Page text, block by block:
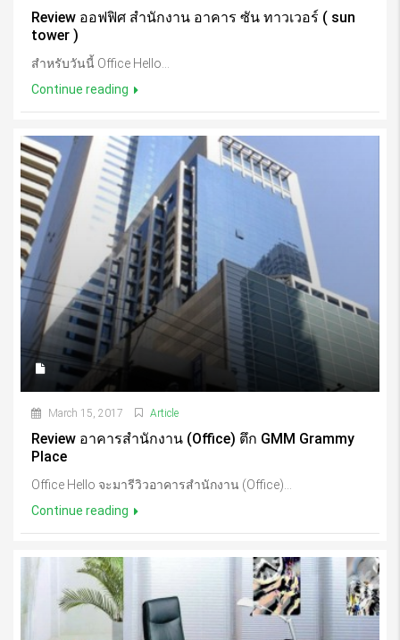
Review ออฟฟิศ สำนักงาน อาคาร ซัน ทาวเวอร์ ( sun
tower )
สำหรับวันนี้ Office Hello...
Continue reading
March 15, 2017 Article
Review อาคารสำนักงาน (Office) ตึก GMM Grammy
Place
Office Hello จะมารีวิวอาคารสำนักงาน (Office)...
Continue reading